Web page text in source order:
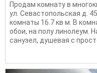
Продам комнату в
ул. Севастопольская д.
комнаты 16.7 кв м. В
обои, на полу линолеум.
санузел, душевая с